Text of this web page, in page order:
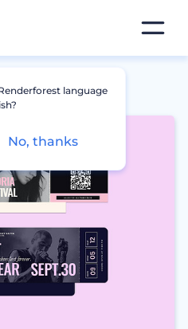
language
No, thanks